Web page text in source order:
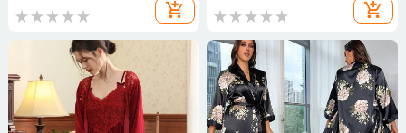
100% poliester, țesătură ultraușoară
add_shopping_cart
pentru somn, acasă și ieșiri, toate
add_shopping_cart